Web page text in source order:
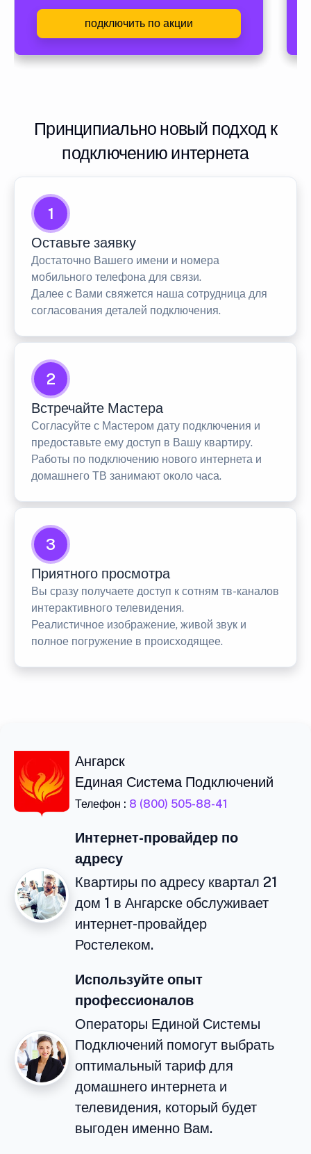
подключить по акции
Принципиально новый подход к
подключению интернета
1
Оставьте заявку
Достаточно Вашего имени и номера
мобильного телефона для связи.
Далее с Вами свяжется наша сотрудница для
согласования деталей подключения.
2
Встречайте Мастера
Согласуйте с Мастером дату подключения и
предоставьте ему доступ в Вашу квартиру.
Работы по подключению нового интернета и
домашнего ТВ занимают около часа.
3
Приятного просмотра
Вы сразу получаете доступ к сотням тв-каналов
интерактивного телевидения.
Реалистичное изображение, живой звук и
полное погружение в происходящее.
Ангарск
Единая Система Подключений
Телефон : 8 (800) 505-88-41
Интернет-провайдер по
адресу
Квартиры по адресу квартал 21
дом 1 в Ангарске обслуживает
интернет-провайдер
Ростелеком.
Используйте опыт
профессионалов
Операторы Единой Системы
Подключений помогут выбрать
оптимальный тариф для
домашнего интернета и
телевидения, который будет
выгоден именно Вам.